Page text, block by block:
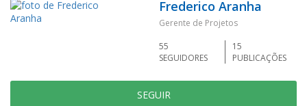
Frederico Aranha
Gerente de Projetos
55
SEGUIDORES
15
PUBLICAÇÕES
SEGUIR